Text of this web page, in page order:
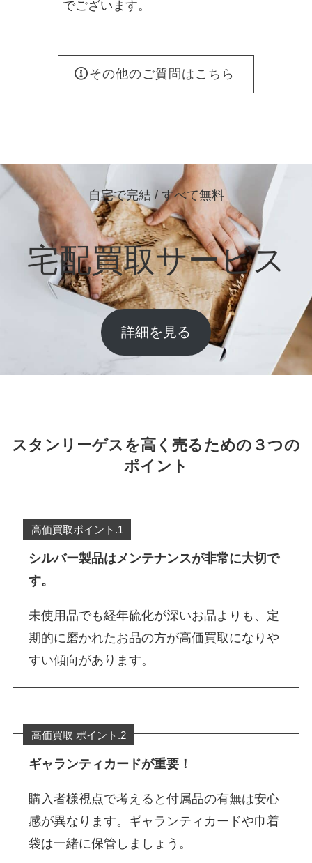
でございます。
その他のご質問はこちら
自宅で完結 / すべて無料
宅配買取サービス
詳細を見る
スタンリーゲスを高く売るための３つの
ポイント
高価買取ポイント.1
シルバー製品はメンテナンスが非常に大切で
す。
未使用品でも経年硫化が深いお品よりも、定
期的に磨かれたお品の方が高価買取になりや
すい傾向があります。
高価買取 ポイント.2
ギャランティカードが重要！
購入者様視点で考えると付属品の有無は安心
感が異なります。ギャランティカードや巾着
袋は一緒に保管しましょう。